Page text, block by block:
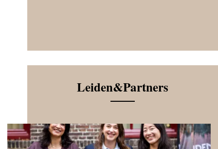
Leiden&Partners